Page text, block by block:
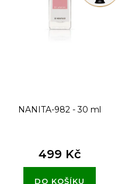
NANITA-982 - 30 ml
499 Kč
DO KOŠÍKU